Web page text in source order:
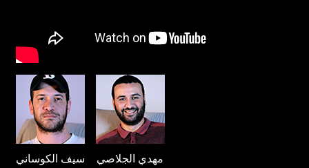
سيف الكوساني مهدي الجلاصي